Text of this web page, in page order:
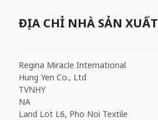
ĐỊA CHỈ NHÀ SẢN XUẤT
Regina Miracle International
Hung Yen Co., Ltd
TVNHY
NA
Land Lot L6, Pho Noi Textile